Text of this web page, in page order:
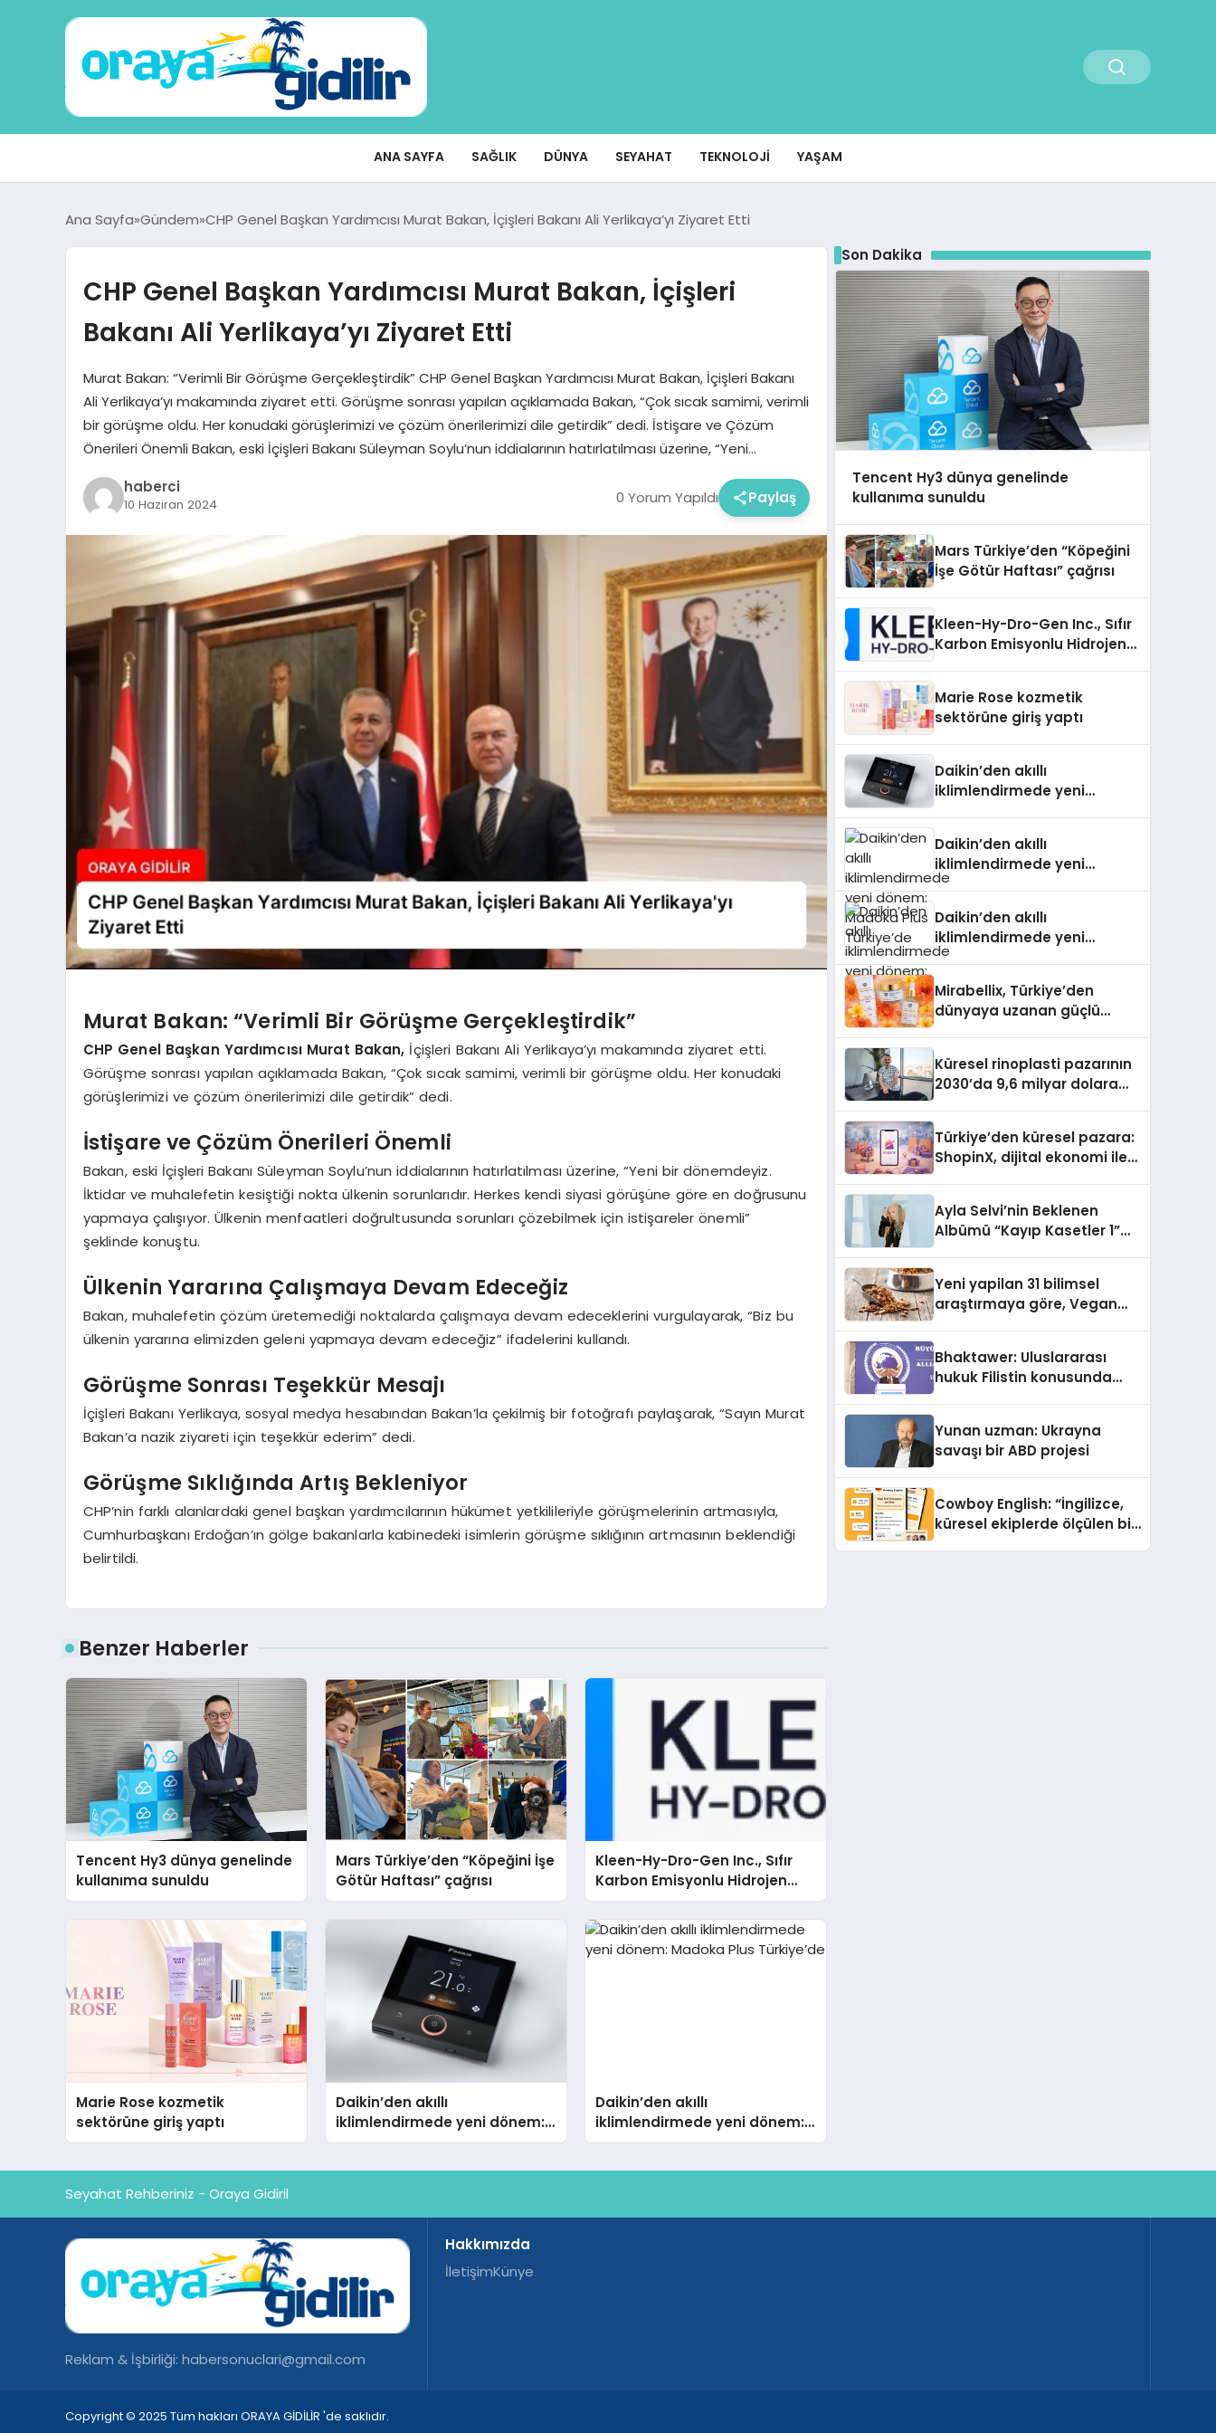
ANA SAYFA SAĞLIK DÜNYA SEYAHAT TEKNOLOJI YAŞAM
Ana Sayfa Gündem CHP Genel Başkan Yardımcısı Murat Bakan, İçişleri Bakanı Ali Yerlikaya’yı Ziyaret Etti
CHP Genel Başkan Yardımcısı Murat Bakan, İçişleri
Bakanı Ali Yerlikaya’yı Ziyaret Etti
Murat Bakan: “Verimli Bir Görüşme Gerçekleştirdik” CHP Genel Başkan Yardımcısı Murat Bakan, İçişleri Bakanı
Ali Yerlikaya’yı makamında ziyaret etti. Görüşme sonrası yapılan açıklamada Bakan, “Çok sıcak samimi, verimli
bir görüşme oldu. Her konudaki görüşlerimizi ve çözüm önerilerimizi dile getirdik” dedi. İstişare ve Çözüm
Önerileri Önemli Bakan, eski İçişleri Bakanı Süleyman Soylu’nun iddialarının hatırlatılması üzerine, “Yeni…
haberci
10 Haziran 2024 0 Yorum Yapıldı Paylaş
Murat Bakan: “Verimli Bir Görüşme Gerçekleştirdik”
CHP Genel Başkan Yardımcısı Murat Bakan, İçişleri Bakanı Ali Yerlikaya’yı makamında ziyaret etti.
Görüşme sonrası yapılan açıklamada Bakan, “Çok sıcak samimi, verimli bir görüşme oldu. Her konudaki
görüşlerimizi ve çözüm önerilerimizi dile getirdik” dedi.
İstişare ve Çözüm Önerileri Önemli
Bakan, eski İçişleri Bakanı Süleyman Soylu’nun iddialarının hatırlatılması üzerine, “Yeni bir dönemdeyiz.
İktidar ve muhalefetin kesiştiği nokta ülkenin sorunlarıdır. Herkes kendi siyasi görüşüne göre en doğrusunu
yapmaya çalışıyor. Ülkenin menfaatleri doğrultusunda sorunları çözebilmek için istişareler önemli”
şeklinde konuştu.
Ülkenin Yararına Çalışmaya Devam Edeceğiz
Bakan, muhalefetin çözüm üretemediği noktalarda çalışmaya devam edeceklerini vurgulayarak, “Biz bu
ülkenin yararına elimizden geleni yapmaya devam edeceğiz” ifadelerini kullandı.
Görüşme Sonrası Teşekkür Mesajı
İçişleri Bakanı Yerlikaya, sosyal medya hesabından Bakan’la çekilmiş bir fotoğrafı paylaşarak, “Sayın Murat
Bakan’a nazik ziyareti için teşekkür ederim” dedi.
Görüşme Sıklığında Artış Bekleniyor
CHP’nin farklı alanlardaki genel başkan yardımcılarının hükümet yetkilileriyle görüşmelerinin artmasıyla,
Cumhurbaşkanı Erdoğan’ın gölge bakanlarla kabinedeki isimlerin görüşme sıklığının artmasının beklendiği
belirtildi.
Benzer Haberler
Tencent Hy3 dünya genelinde
kullanıma sunuldu
Mars Türkiye’den “Köpeğini İşe
Götür Haftası” çağrısı
Kleen-Hy-Dro-Gen Inc., Sıfır
Karbon Emisyonlu Hidrojen
Isıtma Teknolojisinde ISO ve
TSSA Düzenleyici Onaylarını
Aldı
Marie Rose kozmetik
sektörüne giriş yaptı
Daikin’den akıllı
iklimlendirmede yeni dönem:
Madoka Plus Türkiye’de
Daikin’den akıllı
iklimlendirmede yeni dönem:
Madoka Plus Türkiye’de
Son Dakika
Tencent Hy3 dünya genelinde
kullanıma sunuldu
Mars Türkiye’den “Köpeğini
İşe Götür Haftası” çağrısı
Kleen-Hy-Dro-Gen Inc., Sıfır
Karbon Emisyonlu Hidrojen
Aldı
Marie Rose kozmetik
sektörüne giriş yaptı
Daikin’den akıllı
iklimlendirmede yeni
Daikin’den akıllı
iklimlendirmede yeni
dönem: Madoka Plus
Daikin’den akıllı
iklimlendirmede yeni
dönem: Madoka Plus
Mirabellix, Türkiye’den
dünyaya uzanan güçlü
Küresel rinoplasti pazarının
2030’da 9,6 milyar dolara
Türkiye’den küresel pazara:
ShopinX, dijital ekonomi ile
Ayla Selvi’nin Beklenen
Albümü “Kayıp Kasetler 1”
Yeni yapilan 31 bilimsel
araştırmaya göre, Vegan
Sindirildiğini Ortaya Koydu
Bhaktawer: Uluslararası
hukuk Filistin konusunda
Yunan uzman: Ukrayna
savaşı bir ABD projesi
Cowboy English: “İngilizce,
küresel ekiplerde ölçülen bir
Seyahat Rehberiniz - Oraya Gidiril
Reklam & İşbirliği: habersonuclari@gmail.com
Hakkımızda
İletişimKünye
Copyright © 2025 Tüm hakları ORAYA GİDİLİR 'de saklıdır.